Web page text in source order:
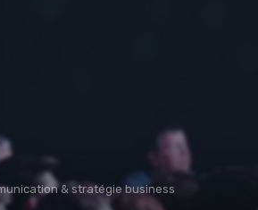
& stratégie business